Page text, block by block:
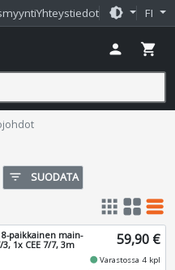
Yhteystiedot brightness_medium FI
person shopping_cart
filter_list SUODATA
apps grid_view table_rows
8-paikkainen main-
1x CEE 7/7, 3m
59,90 €
fiber_manual_recordVarastossa 4 kpl